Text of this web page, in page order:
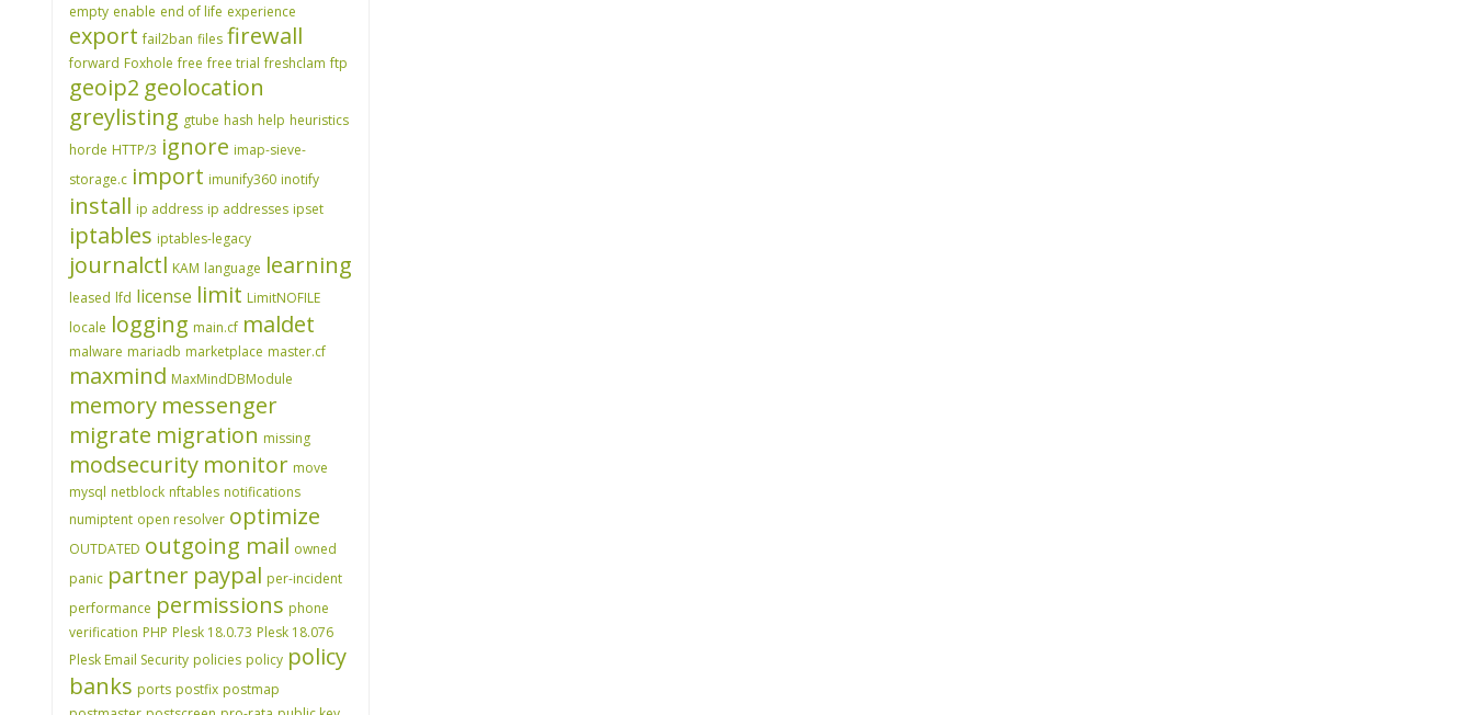
empty enable end of life experience
export fail2ban files firewall
forward Foxhole free free trial freshclam ftp
geoip2 geolocation
greylisting gtube hash help heuristics
horde HTTP/3 ignore imap-sieve-
storage.c import imunify360 inotify
install ip address ip addresses ipset
iptables iptables-legacy
journalctl KAM language learning
leased lfd license limit LimitNOFILE
locale logging main.cf maldet
malware mariadb marketplace master.cf
maxmind MaxMindDBModule
memory messenger
migrate migration missing
modsecurity monitor move
mysql netblock nftables notifications
numiptent open resolver optimize
OUTDATED outgoing mail owned
panic partner paypal per-incident
performance permissions phone
verification PHP Plesk 18.0.73 Plesk 18.076
Plesk Email Security policies policy policy
banks ports postfix postmap